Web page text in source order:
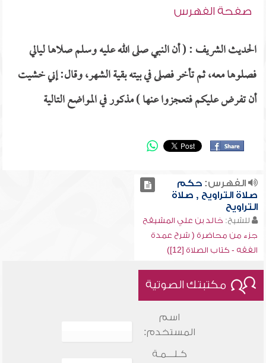
صفحة الفهرس
الحديث الشريف : ( أن النبي صلى الله عليه وسلم صلاها ليالي
فصلوها معه، ثم تأخر فصلى في بيته بقية الشهر، وقال: إني خشيت
أن تفرض عليكم فتعجزوا عنها ) مذكور في المواضع التالية
الفهرس:حكم
صلاة التراويح , صلاة
التراويح
للشيخ: خالد بن علي المشيقح
جزء من محاضرة ( شرح عمدة
الفقه - كتاب الصلاة [12])
مكتبتك الصوتية
اسم
المستخدم:
كـلـــمـة